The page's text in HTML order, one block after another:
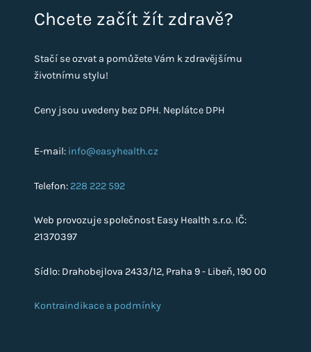
Chcete začít žít zdravě?
Stačí se ozvat a pomůžete Vám k zdravějšímu
životnímu stylu!
Ceny jsou uvedeny bez DPH. Neplátce DPH
E-mail: info@easyhealth.cz
Telefon: 228 222 592
Web provozuje společnost Easy Health s.r.o. IČ:
21370397
Sídlo: Drahobejlova 2433/12, Praha 9 - Libeň, 190 00
Kontraindikace a podmínky